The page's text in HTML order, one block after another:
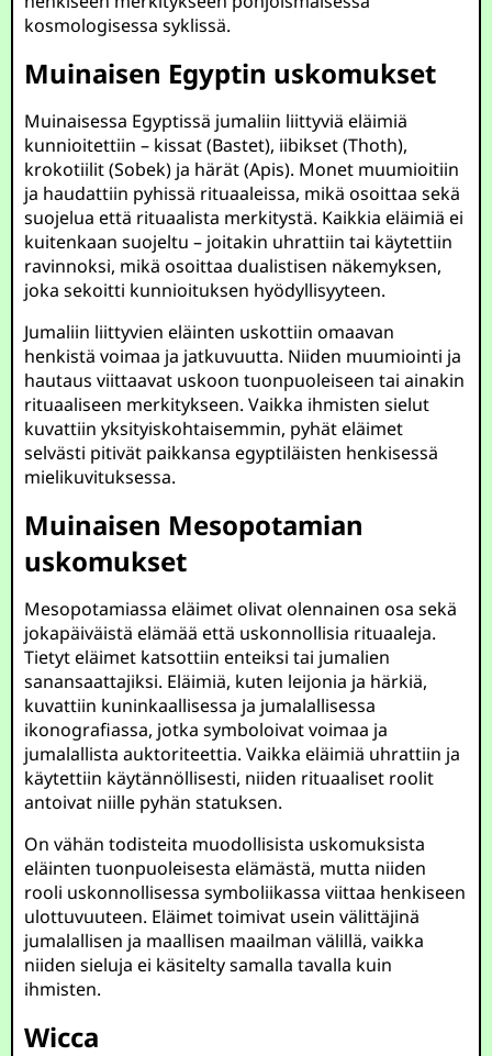
kosmologisessa syklissä.
Muinaisen Egyptin uskomukset
Muinaisessa Egyptissä jumaliin liittyviä eläimiä
kunnioitettiin – kissat (Bastet), iibikset (Thoth),
krokotiilit (Sobek) ja härät (Apis). Monet muumioitiin
ja haudattiin pyhissä rituaaleissa, mikä osoittaa sekä
suojelua että rituaalista merkitystä. Kaikkia eläimiä ei
kuitenkaan suojeltu – joitakin uhrattiin tai käytettiin
ravinnoksi, mikä osoittaa dualistisen näkemyksen,
joka sekoitti kunnioituksen hyödyllisyyteen.
Jumaliin liittyvien eläinten uskottiin omaavan
henkistä voimaa ja jatkuvuutta. Niiden muumiointi ja
hautaus viittaavat uskoon tuonpuoleiseen tai ainakin
rituaaliseen merkitykseen. Vaikka ihmisten sielut
kuvattiin yksityiskohtaisemmin, pyhät eläimet
selvästi pitivät paikkansa egyptiläisten henkisessä
mielikuvituksessa.
Muinaisen Mesopotamian
uskomukset
Mesopotamiassa eläimet olivat olennainen osa sekä
jokapäiväistä elämää että uskonnollisia rituaaleja.
Tietyt eläimet katsottiin enteiksi tai jumalien
sanansaattajiksi. Eläimiä, kuten leijonia ja härkiä,
kuvattiin kuninkaallisessa ja jumalallisessa
ikonografiassa, jotka symboloivat voimaa ja
jumalallista auktoriteettia. Vaikka eläimiä uhrattiin ja
käytettiin käytännöllisesti, niiden rituaaliset roolit
antoivat niille pyhän statuksen.
On vähän todisteita muodollisista uskomuksista
eläinten tuonpuoleisesta elämästä, mutta niiden
rooli uskonnollisessa symboliikassa viittaa henkiseen
ulottuvuuteen. Eläimet toimivat usein välittäjinä
jumalallisen ja maallisen maailman välillä, vaikka
niiden sieluja ei käsitelty samalla tavalla kuin
ihmisten.
Wicca